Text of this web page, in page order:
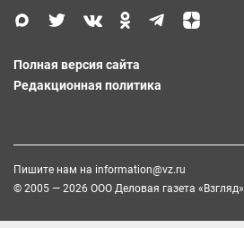
Полная версия сайта
Редакционная политика
Пишите нам на information@vz.ru
© 2005 — 2026 ООО Деловая газета «Взгляд»